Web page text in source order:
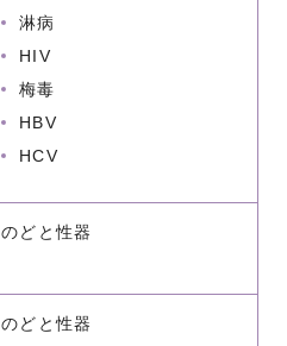
淋病
HIV
梅毒
HBV
HCV
のどと性器
のどと性器